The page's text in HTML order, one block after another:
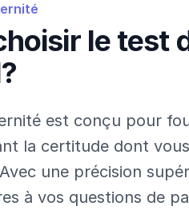
le test
est conçu pour
la certitude dont
une précision
à vos questions de